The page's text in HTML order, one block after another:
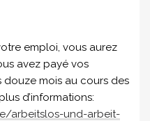
emploi, vous aurez
avez payé vos
mois au cours des
d’informations:
arbeitslos-und-arbeit-